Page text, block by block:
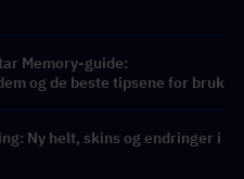
Memory-guide:
og de beste tipsene for bruk
Ny helt, skins og endringer i